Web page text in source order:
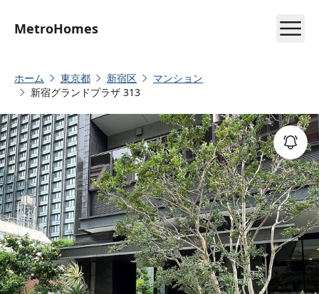
MetroHomes
ホーム 東京都 新宿区
マンション
新宿グランドプラザ 313